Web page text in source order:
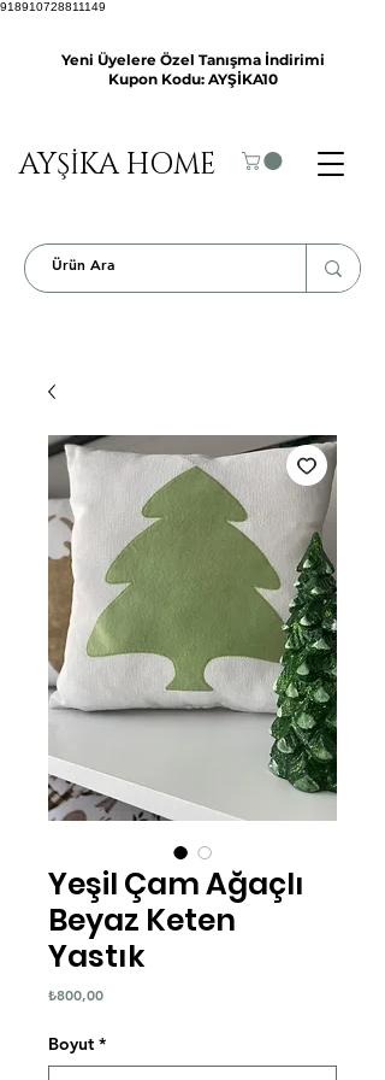
918910728811149
Yeni Üyelere Özel Tanışma İndirimi
Kupon Kodu: AYŞİKA10
AYŞİKA HOME
Yeşil Çam Ağaçlı
Beyaz Keten
Yastık
₺800,00Fiyat
Boyut *